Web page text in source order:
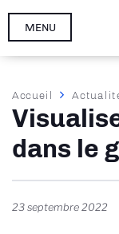
Aller
MENU
Fil
d'Ariane
Accueil
dans le
23 septembre 2022